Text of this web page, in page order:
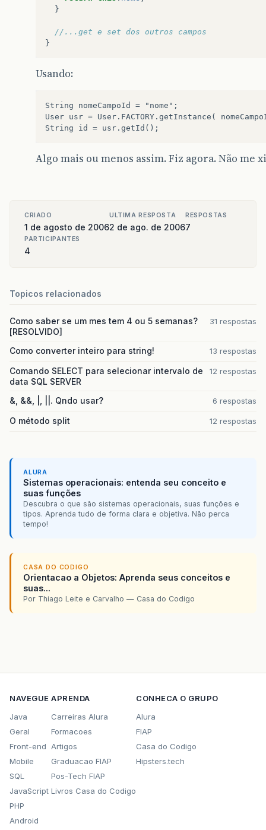
}
//...get e set dos outros campos
}
Usando:
String nomeCampoId = "nome";
User usr = User.FACTORY.getInstance(
Algo mais ou menos assim. Fiz agora. Não me
CRIADO
1 de agosto de 2006
ULTIMA RESPOSTA
2 de ago. de 2006
RESPOSTAS
7
PARTICIPANTES
4
Topicos relacionados
Como saber se um mes tem 4 ou 5 semanas?
[RESOLVIDO]
31 respostas
Como converter inteiro para string! 13 respostas
Comando SELECT para selecionar intervalo de
data SQL SERVER
12 respostas
&, &&, |, ||. Qndo usar? 6 respostas
O método split 12 respostas
ALURA
Sistemas operacionais: entenda seu conceito e
suas funções
Descubra o que são sistemas operacionais, suas funções e
tipos. Aprenda tudo de forma clara e objetiva. Não perca
tempo!
CASA DO CODIGO
Orientacao a Objetos: Aprenda seus conceitos e
suas...
Por Thiago Leite e Carvalho — Casa do Codigo
NAVEGUE
Java
Geral
Front-end
Mobile
SQL
JavaScript
PHP
Android
APRENDA
Carreiras Alura
Formacoes
Artigos
Graduacao FIAP
Pos-Tech FIAP
Livros Casa do Codigo
CONHECA O GRUPO
Alura
FIAP
Casa do Codigo
Hipsters.tech